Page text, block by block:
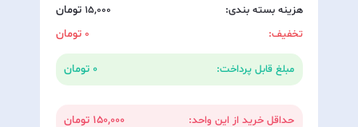
هزینه بسته بندی:
15,000
تخفیف:
0
مبلغ قابل پرداخت: 0
حداقل خرید از این واحد: 150,000